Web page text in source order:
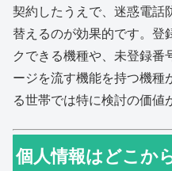
契約したうえで、迷惑電話
替えるのが効果的です。登
クできる機種や、未登録番
ージを流す機能を持つ機種
る世帯では特に検討の価値
個人情報はどこか